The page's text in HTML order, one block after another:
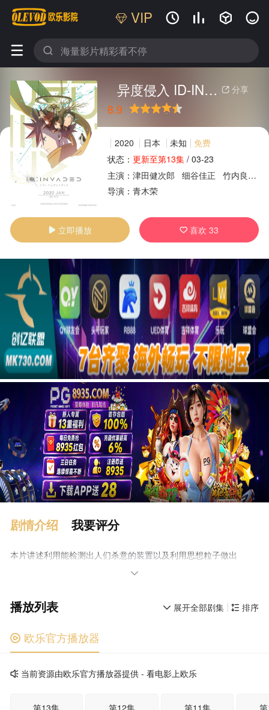
VIP    
 
 分享
异度侵入 ID-INVADED
8.9
很差较差还行推荐力荐
2020 日本 未知
免费
状态： 更新至第13集/ 03-23
主演： 津田健次郎 细谷佳正 竹内良太
导演： 青木荣
 立即播放  喜欢33
广告
剧情介绍 我要评分
本片讲述利用能检测出人们杀意的装置以及利用思想粒子做出
的“井”，来探知事件真相的科幻故事

 排序
 展开全部剧集
播放列表
 欧乐官方播放器
当前资源由欧乐官方播放器提供 - 看电影上欧乐
第13集 第12集 第11集